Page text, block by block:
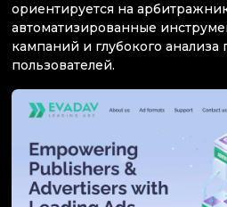
ориентируется на
автоматизированные
кампаний и глубокого анализа
пользователей.